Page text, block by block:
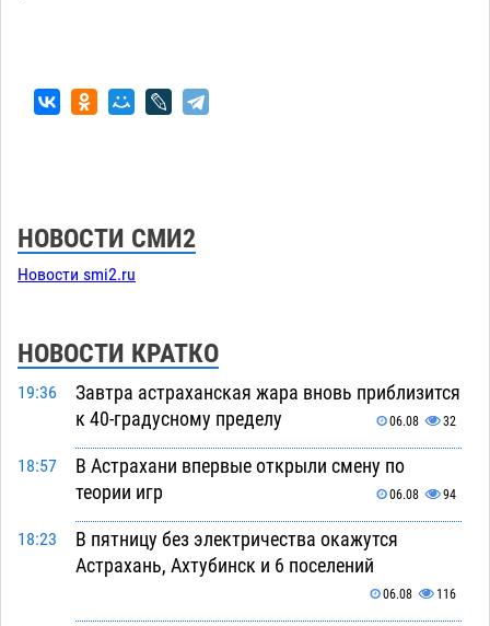
НОВОСТИ СМИ2
Новости smi2.ru
НОВОСТИ КРАТКО
19:36
Завтра астраханская жара вновь приблизится
к 40-градусному пределу
06.08 32
18:57
В Астрахани впервые открыли смену по
теории игр
06.08 94
18:23
В пятницу без электричества окажутся
Астрахань, Ахтубинск и 6 поселений
06.08 116